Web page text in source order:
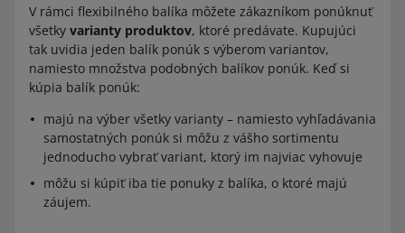
V rámci flexibilného balíka môžete zákazníkom ponúknuť
všetky varianty produktov, ktoré predávate. Kupujúci
tak uvidia jeden balík ponúk s výberom variantov,
namiesto množstva podobných balíkov ponúk. Keď si
kúpia balík ponúk:
majú na výber všetky varianty – namiesto vyhľadávania
samostatných ponúk si môžu z vášho sortimentu
jednoducho vybrať variant, ktorý im najviac vyhovuje
môžu si kúpiť iba tie ponuky z balíka, o ktoré majú
záujem.